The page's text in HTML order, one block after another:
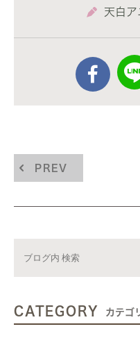
天白ア
PREV
CATEGORY カテゴ